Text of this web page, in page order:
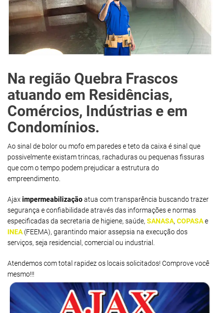
Na região Quebra Frascos
atuando em Residências,
Comércios, Indústrias e em
Condomínios.
Ao sinal de bolor ou mofo em paredes e teto da caixa é sinal que
possivelmente existam trincas, rachaduras ou pequenas fissuras
que com o tempo podem prejudicar a estrutura do
empreendimento.
Ajaximpermeabilizaçãoatua com transparência buscando trazer
segurança e confiabilidade através das informações e normas
especificadas da secretaria de higiene, saúde, SANASA, COPASAe
INEA (FEEMA), garantindo maior assepsia na execução dos
serviços, seja residencial, comercial ou industrial.
Atendemos com total rapidez os locais solicitados! Comprove você
mesmo!!!